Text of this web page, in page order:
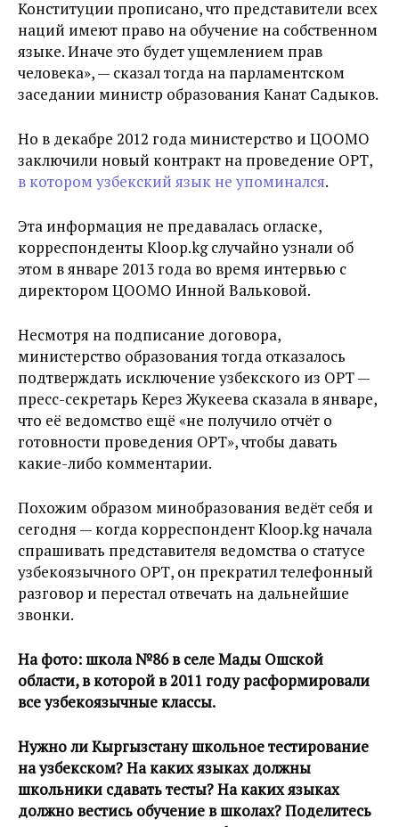
Конституции прописано, что представители всех
наций имеют право на обучение на собственном
языке. Иначе это будет ущемлением прав
человека», — сказал тогда на парламентском
заседании министр образования Канат Садыков.
Но в декабре 2012 года министерство и ЦООМО
заключили новый контракт на проведение ОРТ,
в котором узбекский язык не упоминался.
Эта информация не предавалась огласке,
корреспонденты Kloop.kg случайно узнали об
этом в январе 2013 года во время интервью с
директором ЦООМО Инной Вальковой.
Несмотря на подписание договора,
министерство образования тогда отказалось
подтверждать исключение узбекского из ОРТ —
пресс-секретарь Керез Жукеева сказала в январе,
что её ведомство ещё «не получило отчёт о
готовности проведения ОРТ», чтобы давать
какие-либо комментарии.
Похожим образом минобразования ведёт себя и
сегодня — когда корреспондент Kloop.kg начала
спрашивать представителя ведомства о статусе
узбекоязычного ОРТ, он прекратил телефонный
разговор и перестал отвечать на дальнейшие
звонки.
На фото: школа №86 в селе Мады Ошской
области, в которой в 2011 году расформировали
все узбекоязычные классы.
Нужно ли Кыргызстану школьное тестирование
на узбекском? На каких языках должны
школьники сдавать тесты? На каких языках
должно вестись обучение в школах? Поделитесь